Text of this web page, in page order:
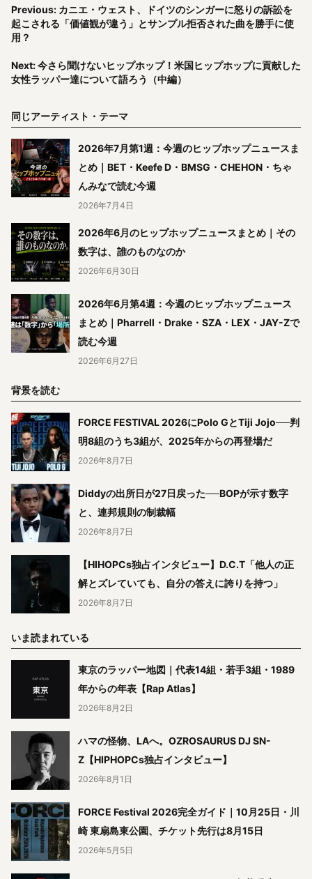
Previous: カニエ・ウェスト、ドイツのシンガーに怒りの訴訟を
起こされる「価値観が違う」とサンプル拒否された曲を勝手に使
用？
Next: 今さら聞けないヒップホップ！米国ヒップホップに貢献した
女性ラッパー達について語ろう（中編）
同じアーティスト・テーマ
2026年7月第1週：今週のヒップホップニュースま
とめ｜BET・Keefe D・BMSG・CHEHON・ちゃ
んみなで読む今週
2026年7月4日
2026年6月のヒップホップニュースまとめ｜その
数字は、誰のものなのか
2026年6月30日
2026年6月第4週：今週のヒップホップニュース
まとめ｜Pharrell・Drake・SZA・LEX・JAY-Zで
読む今週
2026年6月27日
背景を読む
FORCE FESTIVAL 2026にPolo GとTiji Jojo──判
明8組のうち3組が、2025年からの再登場だ
2026年8月7日
Diddyの出所日が27日戻った──BOPが示す数字
と、連邦規則の制裁幅
2026年8月7日
【HIHOPCs独占インタビュー】D.C.T「他人の正
解とズレていても、自分の答えに誇りを持つ」
2026年8月7日
いま読まれている
東京のラッパー地図｜代表14組・若手3組・1989
年からの年表【Rap Atlas】
2026年8月2日
ハマの怪物、LAへ。OZROSAURUS DJ SN-
Z【HIPHOPCs独占インタビュー】
2026年8月1日
FORCE Festival 2026完全ガイド｜10月25日・川
崎 東扇島東公園、チケット先行は8月15日
2026年5月5日